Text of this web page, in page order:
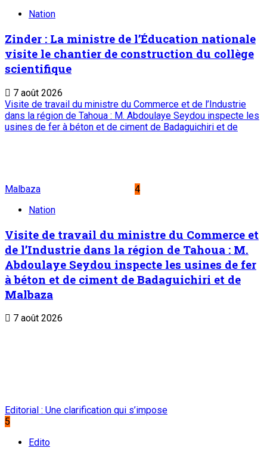
Nation
Zinder : La ministre de l’Éducation nationale
visite le chantier de construction du collège
scientifique
7 août 2026
Visite de travail du ministre du Commerce et de l’Industrie
dans la région de Tahoua : M. Abdoulaye Seydou inspecte les
usines de fer à béton et de ciment de Badaguichiri et de
Malbaza
4
Nation
Visite de travail du ministre du Commerce et
de l’Industrie dans la région de Tahoua : M.
Abdoulaye Seydou inspecte les usines de fer
à béton et de ciment de Badaguichiri et de
Malbaza
7 août 2026
Editorial : Une clarification qui s’impose
5
Edito